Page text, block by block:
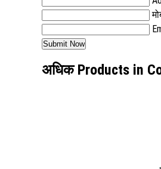
अधिक Products in